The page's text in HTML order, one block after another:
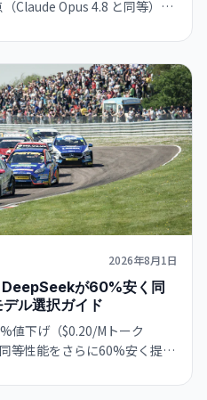
Claude Opus 4.8 と同等）を
効率も悪化し、実用性を疑問
2026年8月1日
が60%安く同
ル選択ガイド
値下げ（$0.20/Mトーク
等性能をさらに60%安く提供
イド。